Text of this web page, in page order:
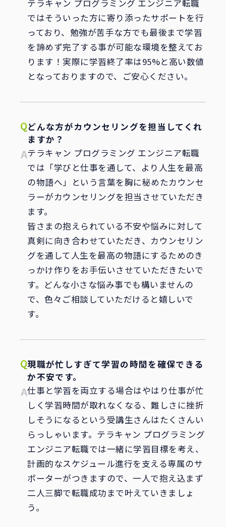
テラキャン プログラミング エンジニア転職
ではそういった方に寄り添ったサポートを行
っており、勉強が苦手な方でも最後まで学習
を諦めず完了する事が可能な環境を整えてお
ります！実際に学習終了率は95%と高い数値
となっておりますので、ご安心ください。
どんな方がカウンセリングを担当してくれ
ますか？
テラキャン プログラミング エンジニア転職
では「学びと仕事を通して、より人生を最高
の物語へ」という言葉を胸に秘めたカウンセ
ラーがカウンセリングを担当させていただき
ます。
皆さまの抱えられている不安や悩みに対して
真剣に向き合わせていただき、カウンセリン
グを通して人生を最高の物語にするためのき
っかけ作りをお手伝いさせていただきたいで
す。どんな小さな悩み事でも構いませんの
で、色々ご相談していただけると嬉しいで
す。
現職が忙しすぎて学習の時間を確保できる
か不安です。
仕事と学習を両立する場合はやはり仕事が忙
しく学習時間が取れなくなる、難しさに挫折
しそうになるという受講生さんはたくさんい
らっしゃいます。テラキャン プログラミング
エンジニア転職では一緒に学習目標を考え、
計画的なスケジュール進行を支える専属のサ
ポーターがつきますので、一人で抱え込まず
二人三脚で転職成功まで叶えていきましょ
う。